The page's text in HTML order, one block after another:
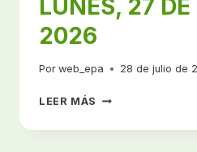
DIPLOMADO
FORMACIÓN
GESTORES
LUNES, 27
2026
Por web_epa 28 de julio de
LEER MÁS RESOLUCION
EPA-